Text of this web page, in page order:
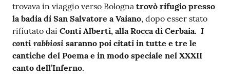
trovava in viaggio verso Bologna trovò rifugio presso
la badia di San Salvatore a Vaiano, dopo esser stato
rifiutato dai Conti Alberti, alla Rocca di Cerbaia. I
conti rabbiosi saranno poi citati in tutte e tre le
cantiche del Poema e in modo speciale nel XXXII
canto dell’Inferno.